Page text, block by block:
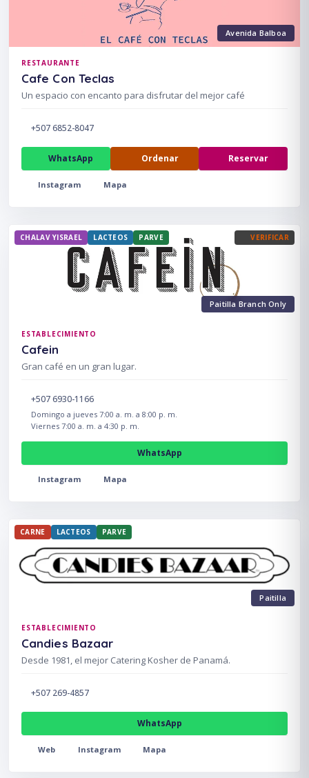
Avenida Balboa
RESTAURANTE
Cafe Con Teclas
Un espacio con encanto para disfrutar del mejor café
+507 6852-8047
WhatsApp Ordenar Reservar
Instagram Mapa
Paitilla Branch Only
CHALAV YISRAEL LACTEOS PARVE VERIFICAR
ESTABLECIMIENTO
Cafein
Gran café en un gran lugar.
+507 6930-1166
Domingo a jueves 7:00 a. m. a 8:00 p. m.
Viernes 7:00 a. m. a 4:30 p. m.
WhatsApp
Instagram Mapa
Paitilla
CARNE LACTEOS PARVE
ESTABLECIMIENTO
Candies Bazaar
Desde 1981, el mejor Catering Kosher de Panamá.
+507 269-4857
WhatsApp
Web Instagram Mapa